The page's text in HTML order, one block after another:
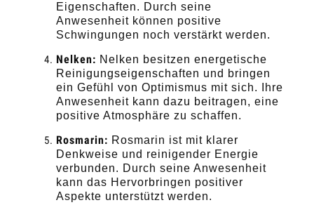
Eigenschaften. Durch seine
Anwesenheit können positive
Schwingungen noch verstärkt werden.
Nelken: Nelken besitzen energetische
Reinigungseigenschaften und bringen
ein Gefühl von Optimismus mit sich. Ihre
Anwesenheit kann dazu beitragen, eine
positive Atmosphäre zu schaffen.
Rosmarin: Rosmarin ist mit klarer
Denkweise und reinigender Energie
verbunden. Durch seine Anwesenheit
kann das Hervorbringen positiver
Aspekte unterstützt werden.